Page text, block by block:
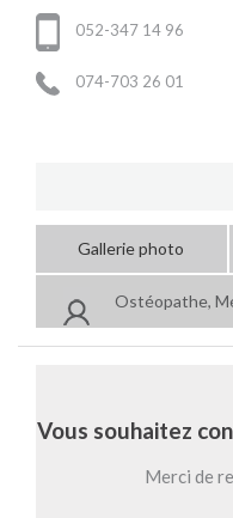
052-347 14 96
074-703 26 01
Gallerie photo
Ostéopathe,
Vous souhaitez
Merci de